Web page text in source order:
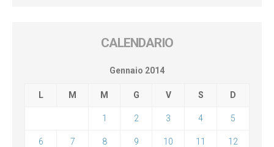
CALENDARIO
Gennaio 2014
L M M G V S D
1 2 3 4 5
6 7 8 9 10 11 12